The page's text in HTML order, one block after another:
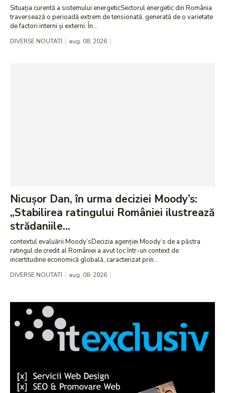
Situația curentă a sistemului energeticSectorul energetic din România
traversează o perioadă extrem de tensionată, generată de o varietate
de factori interni și externi. În...
DIVERSE NOUTATI aug. 08, 2026
Nicușor Dan, în urma deciziei Moody’s:
„Stabilirea ratingului României ilustrează
strădaniile...
contextul evaluării Moody’sDecizia agenției Moody’s de a păstra
ratingul de credit al României a avut loc într-un context de
incertitudine economică globală, caracterizat prin...
DIVERSE NOUTATI aug. 08, 2026